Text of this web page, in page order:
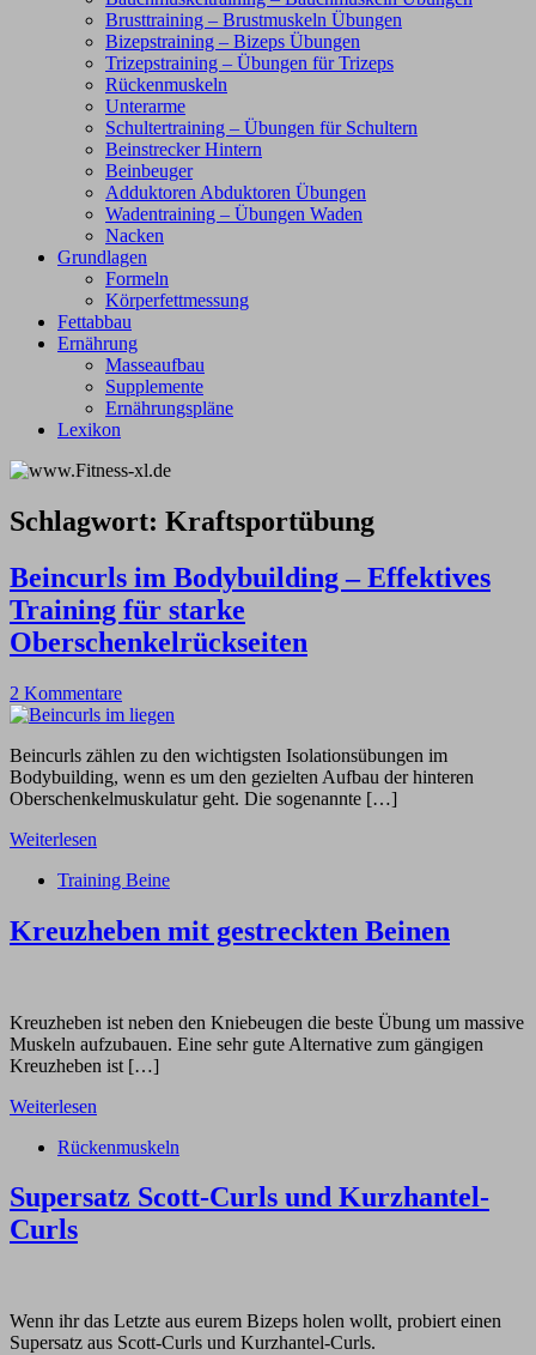
Brusttraining – Brustmuskeln Übungen
Bizepstraining – Bizeps Übungen
Trizepstraining – Übungen für Trizeps
Rückenmuskeln
Unterarme
Schultertraining – Übungen für Schultern
Beinstrecker Hintern
Beinbeuger
Adduktoren Abduktoren Übungen
Wadentraining – Übungen Waden
Nacken
Grundlagen
Formeln
Körperfettmessung
Fettabbau
Ernährung
Masseaufbau
Supplemente
Ernährungspläne
Lexikon
Schlagwort: Kraftsportübung
Beincurls im Bodybuilding – Effektives
Training für starke
Oberschenkelrückseiten
2 Kommentare
Beincurls zählen zu den wichtigsten Isolationsübungen im
Bodybuilding, wenn es um den gezielten Aufbau der hinteren
Oberschenkelmuskulatur geht. Die sogenannte […]
Weiterlesen
Training Beine
Kreuzheben mit gestreckten Beinen
Kreuzheben ist neben den Kniebeugen die beste Übung um massive
Muskeln aufzubauen. Eine sehr gute Alternative zum gängigen
Kreuzheben ist […]
Weiterlesen
Rückenmuskeln
Supersatz Scott-Curls und Kurzhantel-
Curls
Wenn ihr das Letzte aus eurem Bizeps holen wollt, probiert einen
Supersatz aus Scott-Curls und Kurzhantel-Curls.